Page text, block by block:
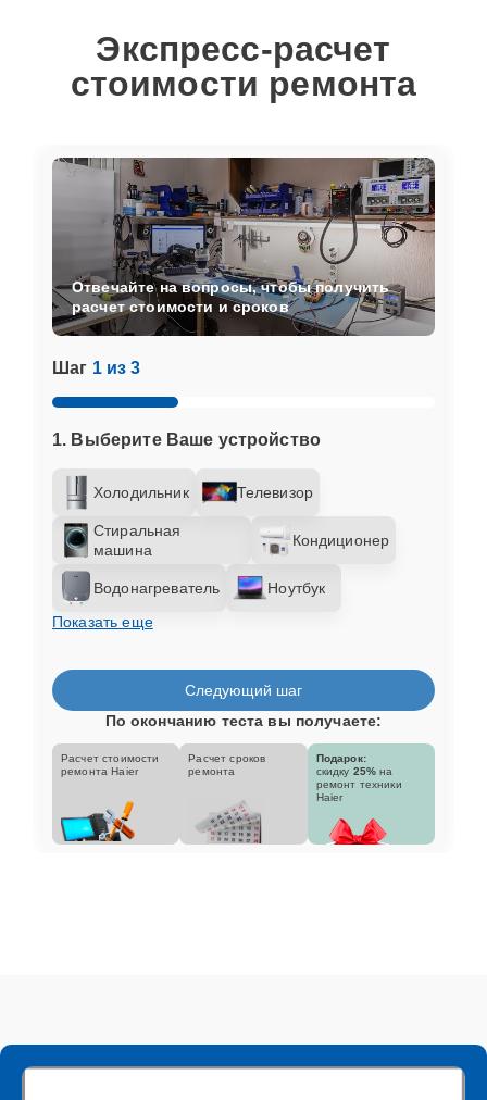
Экспресс-расчет
стоимости ремонта
Шаг 1 из 3
1. Выберите Ваше устройство
Холодильник Телевизор
Стиральная
машина
Кондиционер
Водонагреватель
Ноутбук
Показать еще
Отвечайте на вопросы, чтобы получить
расчет стоимости и сроков
Следующий шаг
По окончанию теста вы получаете:
Расчет стоимости
ремонта Haier
Расчет сроков
ремонта
Подарок:
скидку 25% на
ремонт техники
Haier